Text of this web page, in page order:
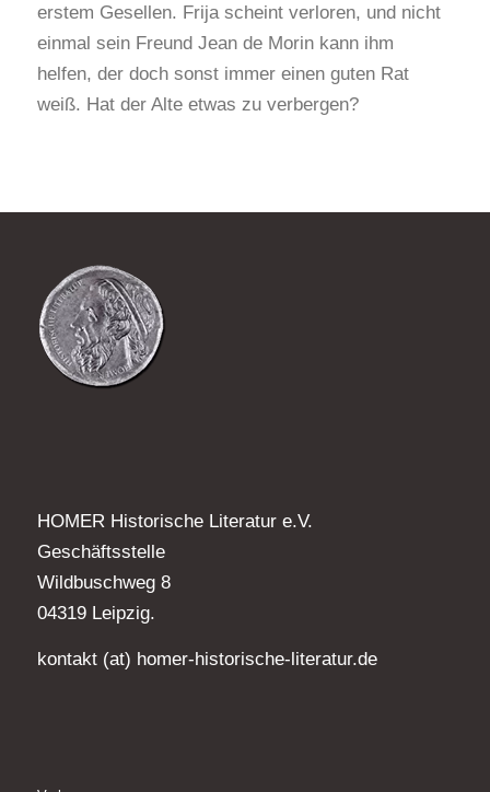
erstem Gesellen. Frija scheint verloren, und nicht
einmal sein Freund Jean de Morin kann ihm
helfen, der doch sonst immer einen guten Rat
weiß. Hat der Alte etwas zu verbergen?
HOMER Historische Literatur e.V.
Geschäftsstelle
Wildbuschweg 8
04319 Leipzig.
kontakt (at) homer-historische-literatur.de